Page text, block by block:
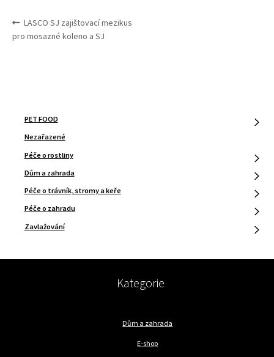
NAVIGACE
PRO
Předchozí
příspěvek:
LASCO SJ zajištovací mezikus
pro mosazné koleno a SJ
PET FOOD
Nezařazené
Péče o rostliny
Dům a zahrada
Péče o trávník, stromy a keře
Péče o zahradu
Zavlažování
Kategorie
Dům a zahrada
E-shop